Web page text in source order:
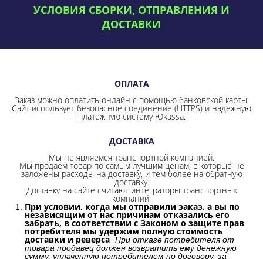
УСЛОВИЯ СБОРКИ, ОТПРАВЛЕНИЯ И
ДОСТАВКИ
ОПЛАТА
Заказ можно оплатить онлайн с помощью банковской карты.
Сайт использует безопасное соединение (HTTPS) и надежную
платежную систему Юkassa.
ДОСТАВКА
Мы не являемся транспортной компанией.
Мы продаем товар по самым лучшим ценам, в которые не
заложены расходы на доставку, и тем более на обратную
доставку.
Доставку на сайте считают интеграторы транспортных
компаний.
При условии, когда мы отправили заказ, а вы по
независящим от нас причинам отказались его
забрать, в соответствии с Законом о защите прав
потребителя мы удержим полную стоимость
доставки и реверса "При отказе потребителя от
товара продавец должен возвратить ему денежную
сумму, уплаченную потребителем по договору, за